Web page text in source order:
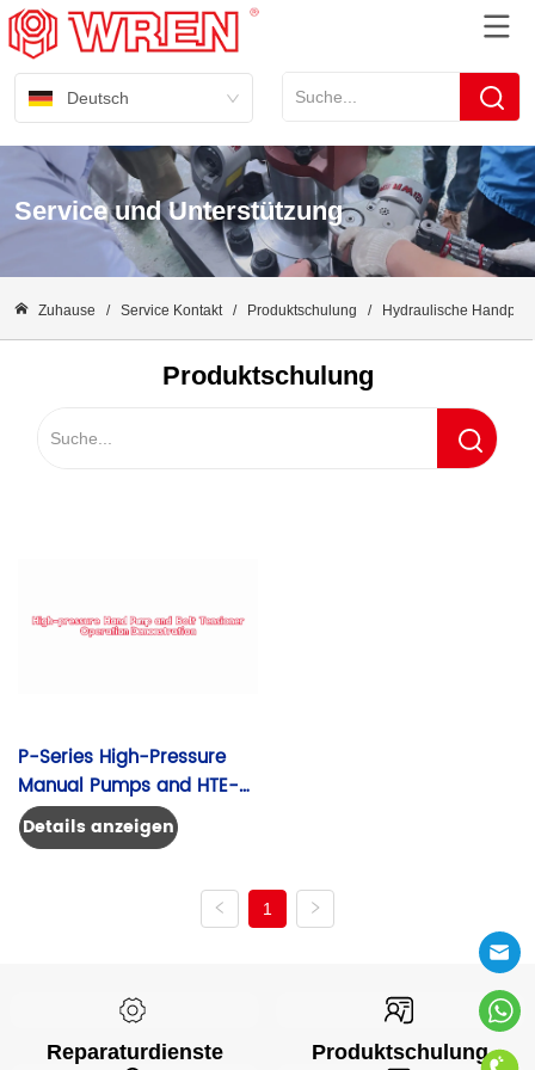
Deutsch
Service und Unterstützung
Zuhause / Service Kontakt / Produktschulung / Hydraulische
Produktschulung
P-Series High-Pressure
Manual Pumps and HTE-
Series Bolt Tensioners
Operation
Details anzeigen
1
Reparaturdienste Produktschulung